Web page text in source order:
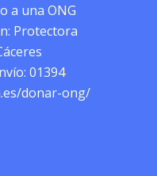
a una ONG
Protectora
01394
donar-ong/